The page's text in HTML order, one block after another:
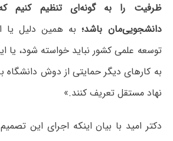
ظرفیت را به گونه‌ای تنظیم کنیم
دانشجویی‌مان باشد؛به همین دلیل یا
توسعه علمی کشور نباید خواسته شود، یا
به کارهای دیگر حمایتی از دوش دانشگاه
نهاد مستقل تعریف کنند.»
دکتر امید با بیان اینکه اجرای این